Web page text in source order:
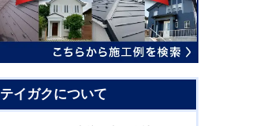
テイガクについて